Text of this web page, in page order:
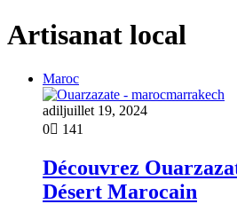
Artisanat local
Maroc
adiljuillet 19, 2024
0
141
Découvrez
Désert Marocain